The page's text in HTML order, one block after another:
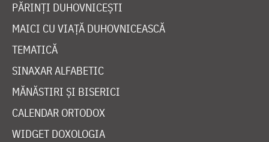
PĂRINȚI DUHOVNICEȘTI
MAICI CU VIAȚĂ DUHOVNICEASCĂ
TEMATICĂ
SINAXAR ALFABETIC
MĂNĂSTIRI ȘI BISERICI
CALENDAR ORTODOX
WIDGET DOXOLOGIA